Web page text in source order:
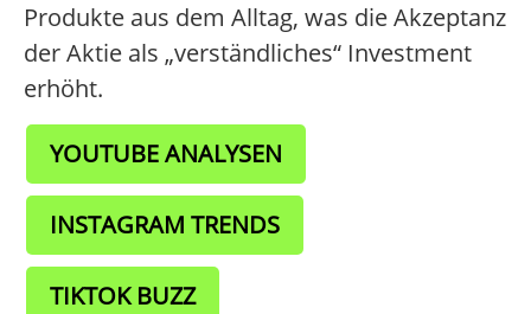
Produkte aus dem Alltag, was die Akzeptanz
der Aktie als „verständliches“ Investment
erhöht.
YOUTUBE ANALYSEN
INSTAGRAM TRENDS
TIKTOK BUZZ